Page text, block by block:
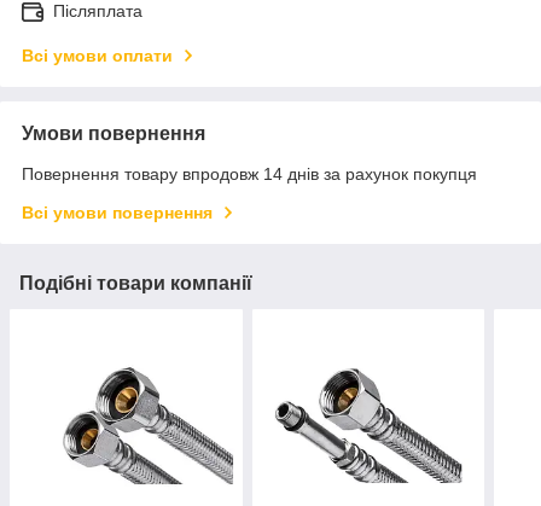
Післяплата
Всі умови оплати
Умови повернення
Повернення товару впродовж 14 днів за рахунок покупця
Всі умови повернення
Подібні товари компанії